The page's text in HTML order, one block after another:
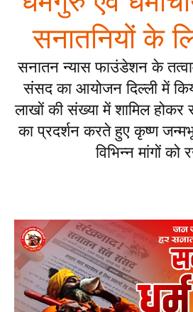
सनातनियों के
सनातन न्यास फाउंडेशन के
संसद का आयोजन दिल्ली में
लाखों की संख्या में शामिल होकर
का प्रदर्शन करते हुए कृष्ण
विभिन्न मांगों को